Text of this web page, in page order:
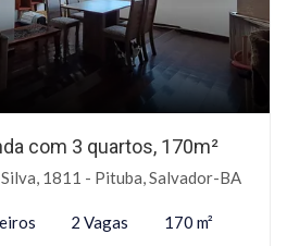
com 3 quartos, 170m²
1811 - Pituba, Salvador-BA
2 Vagas 170 m²